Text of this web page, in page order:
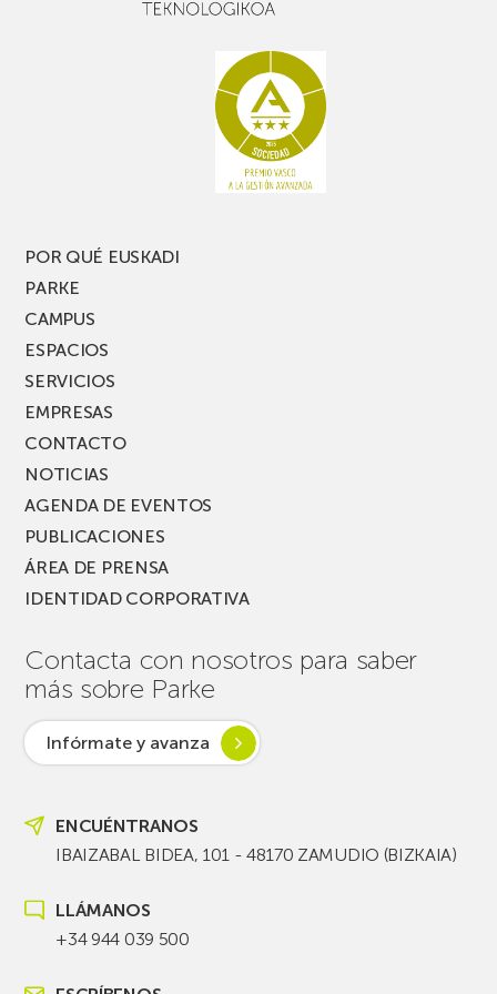
PARKEA
MUSIK
POR QUÉ EUSKADI
PARKE
CAMPUS
ESPACIOS
SERVICIOS
EMPRESAS
CONTACTO
NOTICIAS
AGENDA DE EVENTOS
PUBLICACIONES
ÁREA DE PRENSA
IDENTIDAD CORPORATIVA
Contacta con nosotros para saber
más sobre Parke
Infórmate y avanza
ENCUÉNTRANOS
IBAIZABAL BIDEA, 101 - 48170 ZAMUDIO (BIZKAIA)
LLÁMANOS
+34 944 039 500